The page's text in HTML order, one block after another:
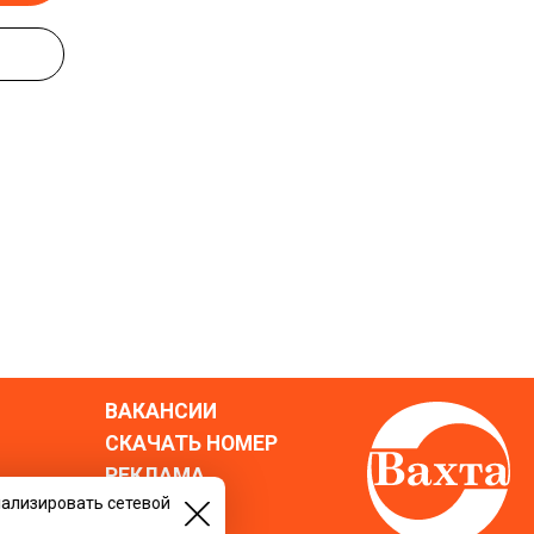
ВАКАНСИИ
СКАЧАТЬ НОМЕР
РЕКЛАМА
БЛОГ
пола.
сетевой